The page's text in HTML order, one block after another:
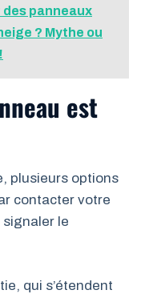
panneaux
? Mythe ou
est
plusieurs options
contacter votre
le
qui s’étendent